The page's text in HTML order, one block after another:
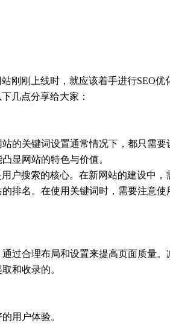
刚刚上线时，就应该着手进行SEO优
几点分享给大家：
的关键词设置通常情况下，都只需
显网站的特色与价值。
户搜索的核心。在新网站的建设中
排名。在使用关键词时，需要注意
过合理布局和设置来提高页面质量
和收录的。
用户体验。